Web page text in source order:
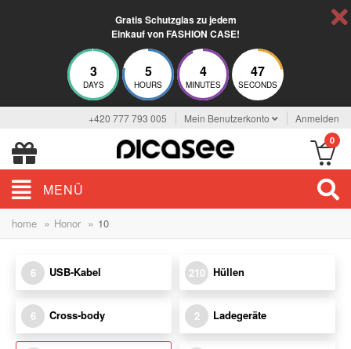
Gratis Schutzglas zu jedem
Einkauf von FASHION CASE!
3
DAYS
5
HOURS
4
MINUTES
47
SECONDS
+420 777 793 005 Mein Benutzerkonto Anmelden
0
MENÜ
home » Honor » 10
6 USB-Kabel 210 Hüllen
6 Cross-body 2 Ladegeräte